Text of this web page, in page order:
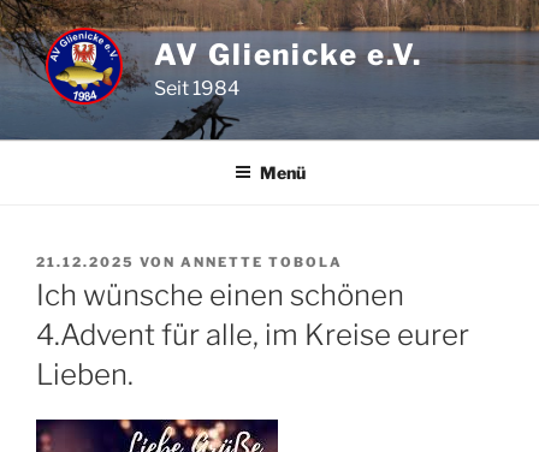
Zum
Inhalt
springen
AV Glienicke e.V.
Seit 1984
Menü
VERÖFFENTLICHT
AM
21.12.2025 VON ANNETTE TOBOLA
Ich wünsche einen schönen
4.Advent für alle, im Kreise eurer
Lieben.